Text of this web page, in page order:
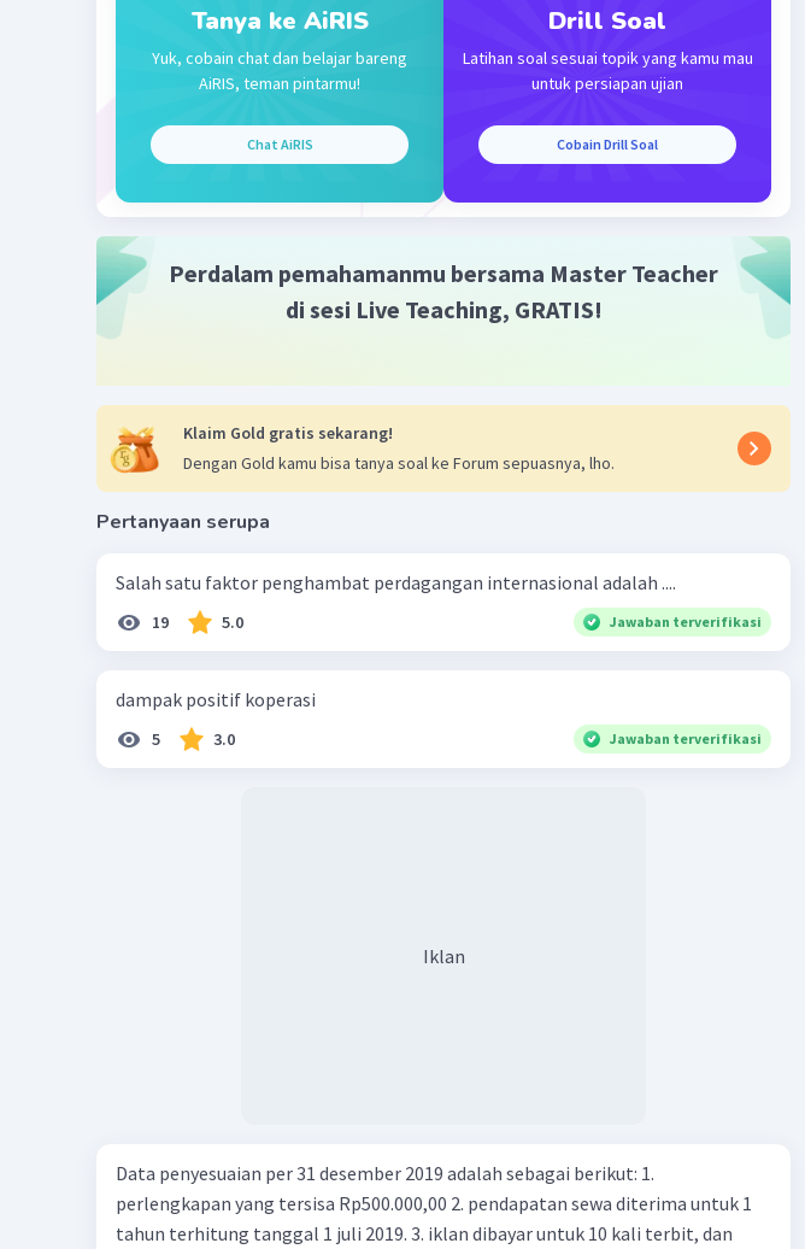
Tanya ke AiRIS
Yuk, cobain chat dan belajar bareng
AiRIS, teman pintarmu!
Chat AiRIS
Drill Soal
Latihan soal sesuai topik yang kamu mau
untuk persiapan ujian
Cobain Drill Soal
Perdalam pemahamanmu bersama Master Teacher
di sesi Live Teaching, GRATIS!
Klaim Gold gratis sekarang!
Dengan Gold kamu bisa tanya soal ke Forum sepuasnya, lho.
Pertanyaan serupa
Salah satu faktor penghambat perdagangan internasional adalah ....
19 5.0 Jawaban terverifikasi
dampak positif koperasi
5 3.0 Jawaban terverifikasi
Iklan
Data penyesuaian per 31 desember 2019 adalah sebagai berikut: 1.
perlengkapan yang tersisa Rp500.000,00 2. pendapatan sewa diterima untuk 1
tahun terhitung tanggal 1 juli 2019. 3. iklan dibayar untuk 10 kali terbit, dan